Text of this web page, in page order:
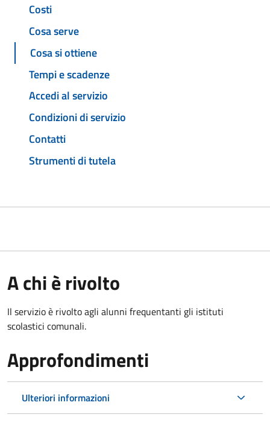
Costi
Cosa serve
Cosa si ottiene
Tempi e scadenze
Accedi al servizio
Condizioni di servizio
Contatti
Strumenti di tutela
A chi è rivolto
Il servizio è rivolto agli alunni frequentanti gli istituti
scolastici comunali.
Approfondimenti
Ulteriori informazioni